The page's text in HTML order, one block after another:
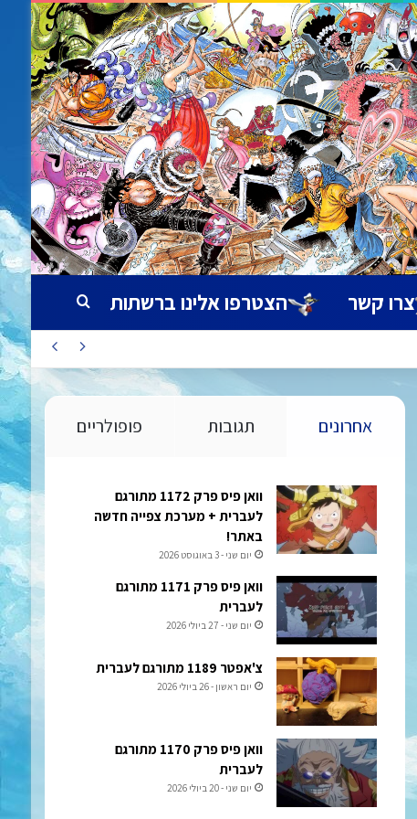
צרו קשר הצטרפו אלינו ברשתות חיפוש עבור
אחרונים תגובות פופולריים
וואן פיס פרק 1172 מתורגם
לעברית + מערכת צפייה חדשה
באתר!
יום שני - 3 באוגוסט 2026
וואן פיס פרק 1171 מתורגם
לעברית
יום שני - 27 ביולי 2026
צ'אפטר 1189 מתורגם לעברית
יום ראשון - 26 ביולי 2026
וואן פיס פרק 1170 מתורגם
לעברית
יום שני - 20 ביולי 2026